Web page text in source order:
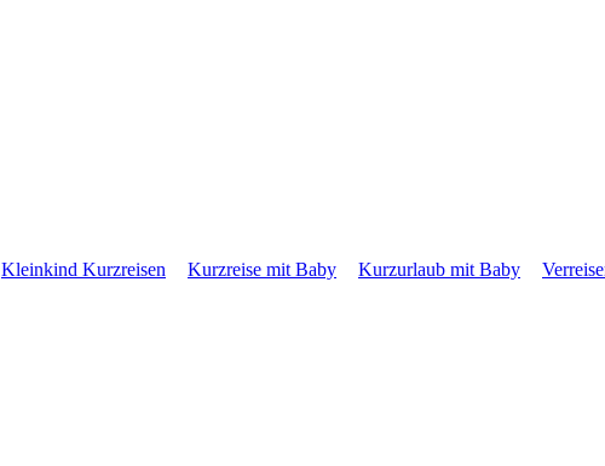
Kleinkind Kurzreisen Kurzreise mit Baby Kurzurlaub mit Baby